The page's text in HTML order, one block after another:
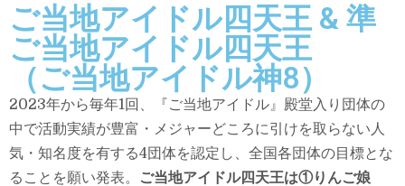
ご当地アイドル四天王 & 準
ご当地アイドル四天王
（ご当地アイドル神8）
2023年から毎年1回、『ご当地アイドル』殿堂入り団体の
中で活動実績が豊富・メジャーどころに引けを取らない人
気・知名度を有する4団体を認定し、全国各団体の目標とな
ることを願い発表。
ご当地アイドル四天王は①りんご娘